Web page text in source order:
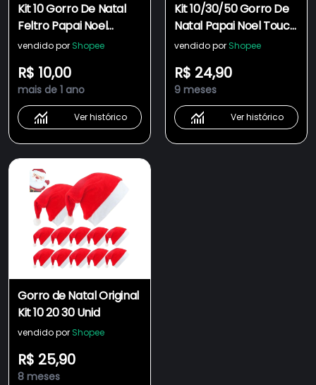
Kit 10 Gorro De Natal
Feltro Papai Noel
Vermelho Tamanho
vendido por Shopee
R$ 10,00
mais de 1 ano
Ver histórico
Kit 10/30/50 Gorro De
Natal Papai Noel Touca
Tradicional Vermelho
vendido por Shopee
R$ 24,90
9 meses
Ver histórico
Gorro de Natal Original
Kit 10 20 30 Unid
vendido por Shopee
R$ 25,90
8 meses